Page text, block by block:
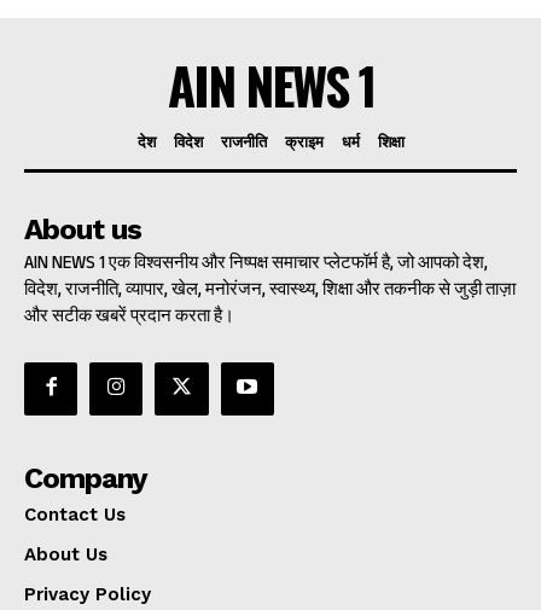
AIN NEWS 1
देश विदेश राजनीति क्राइम धर्म शिक्षा
About us
AIN NEWS 1 एक विश्वसनीय और निष्पक्ष समाचार प्लेटफॉर्म है, जो आपको देश,
विदेश, राजनीति, व्यापार, खेल, मनोरंजन, स्वास्थ्य, शिक्षा और तकनीक से जुड़ी ताज़ा
और सटीक खबरें प्रदान करता है।
Company
Contact Us
About Us
Privacy Policy